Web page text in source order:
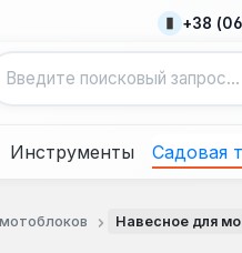
+38
Инструменты Садовая
Навесное для